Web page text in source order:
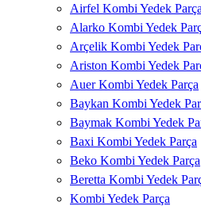
Airfel Kombi Yedek Parça
Alarko Kombi Yedek
Arçelik Kombi Yedek
Ariston Kombi Yedek
Auer Kombi Yedek Parça
Baykan Kombi Yedek
Baymak Kombi Yedek
Baxi Kombi Yedek Parça
Beko Kombi Yedek Parça
Beretta Kombi Yedek
Kombi Yedek Parça